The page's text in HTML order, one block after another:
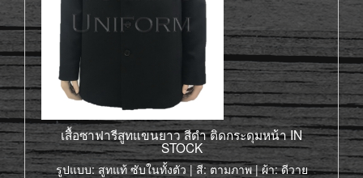
เสื้อซาฟารีสูทแขนยาว สีดำ ติดกระดุมหน้า IN
STOCK
รูปแบบ: สูทแท้ ซับในทั้งตัว | สี: ตามภาพ | ผ้า: ดีวาย